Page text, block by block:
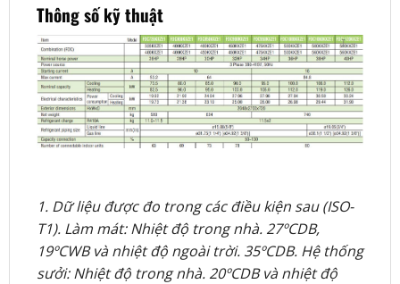
Thông số kỹ thuật
1. Dữ liệu được đo trong các điều kiện sau (ISO-
T1). Làm mát: Nhiệt độ trong nhà. 27ºCDB,
19ºCWB và nhiệt độ ngoài trời. 35ºCDB. Hệ thống
sưởi: Nhiệt độ trong nhà. 20ºCDB và nhiệt độ